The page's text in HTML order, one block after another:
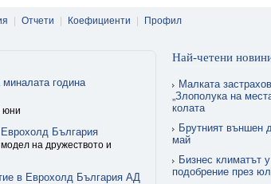
Отчети Коефициенти Профил
година
юни
България
на дружеството и
в Еврохолд България АД
Най-четени
Малката
„Злополука на
колата
Брутният външен
май
Бизнес климатът
подобрение през